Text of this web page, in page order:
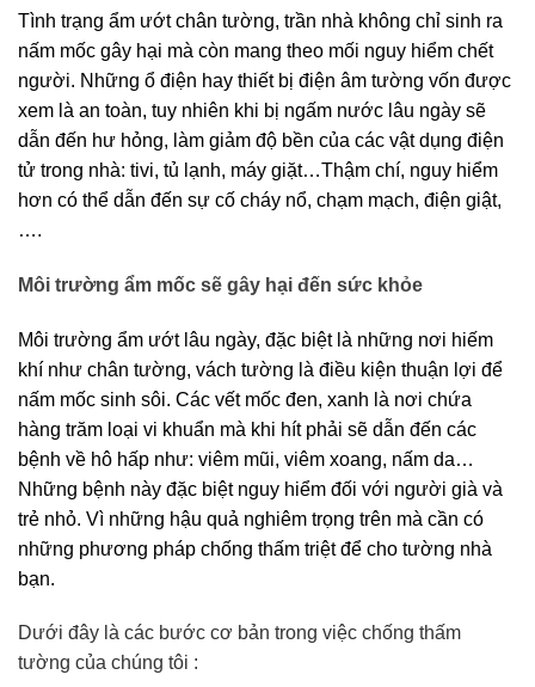
Tình trạng ẩm ướt chân tường, trần nhà không chỉ sinh ra
nấm mốc gây hại mà còn mang theo mối nguy hiểm chết
người. Những ổ điện hay thiết bị điện âm tường vốn được
xem là an toàn, tuy nhiên khi bị ngấm nước lâu ngày sẽ
dẫn đến hư hỏng, làm giảm độ bền của các vật dụng điện
tử trong nhà: tivi, tủ lạnh, máy giặt…Thậm chí, nguy hiểm
hơn có thể dẫn đến sự cố cháy nổ, chạm mạch, điện giật,
….
Môi trường ẩm mốc sẽ gây hại đến sức khỏe
Môi trường ẩm ướt lâu ngày, đặc biệt là những nơi hiếm
khí như chân tường, vách tường là điều kiện thuận lợi để
nấm mốc sinh sôi. Các vết mốc đen, xanh là nơi chứa
hàng trăm loại vi khuẩn mà khi hít phải sẽ dẫn đến các
bệnh về hô hấp như: viêm mũi, viêm xoang, nấm da…
Những bệnh này đặc biệt nguy hiểm đối với người già và
trẻ nhỏ. Vì những hậu quả nghiêm trọng trên mà cần có
những phương pháp chống thấm triệt để cho tường nhà
bạn.
Dưới đây là các bước cơ bản trong việc chống thấm
tường của chúng tôi :